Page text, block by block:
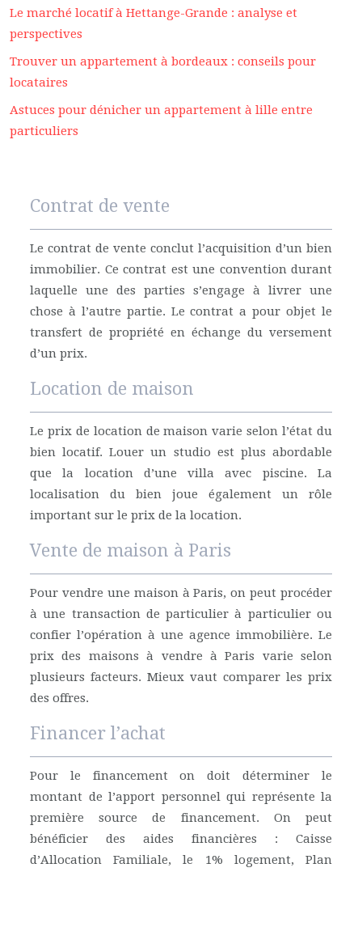
Le marché locatif à Hettange-Grande : analyse et
perspectives
Trouver un appartement à bordeaux : conseils pour
locataires
Astuces pour dénicher un appartement à lille entre
particuliers
Contrat de vente
Le contrat de vente conclut l’acquisition d’un bien
immobilier. Ce contrat est une convention durant
laquelle une des parties s’engage à livrer une
chose à l’autre partie. Le contrat a pour objet le
transfert de propriété en échange du versement
d’un prix.
Location de maison
Le prix de location de maison varie selon l’état du
bien locatif. Louer un studio est plus abordable
que la location d’une villa avec piscine. La
localisation du bien joue également un rôle
important sur le prix de la location.
Vente de maison à Paris
Pour vendre une maison à Paris, on peut procéder
à une transaction de particulier à particulier ou
confier l’opération à une agence immobilière. Le
prix des maisons à vendre à Paris varie selon
plusieurs facteurs. Mieux vaut comparer les prix
des offres.
Financer l’achat
Pour le financement on doit déterminer le
montant de l’apport personnel qui représente la
première source de financement. On peut
bénéficier des aides financières : Caisse
d’Allocation Familiale, le 1% logement, Plan